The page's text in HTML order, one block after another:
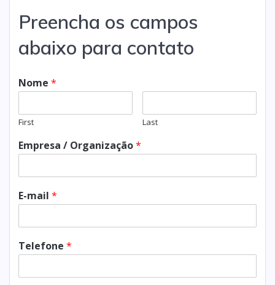
Preencha os campos
abaixo para contato
Nome *
First Last
Empresa / Organização*
E-mail *
Telefone *